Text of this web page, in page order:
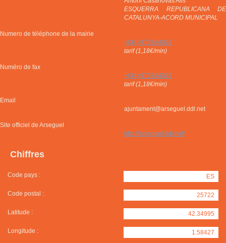
ESQUERRA REPUBLICANA DE
CATALUNYA-ACORD MUNICIPAL
Numero de téléphone de la mairie
+(34) 973384092
tarif (1,18€/min)
Numéro de fax
+(34) 973384092
tarif (1,18€/min)
Email
ajuntament@arseguel.ddl.net
Site officiel de Arseguel
http://arseguel.ddl.net/
Chiffres
Code pays : ES
Code postal : 25722
Latitude : 42.34995
Longitude : 1.58427